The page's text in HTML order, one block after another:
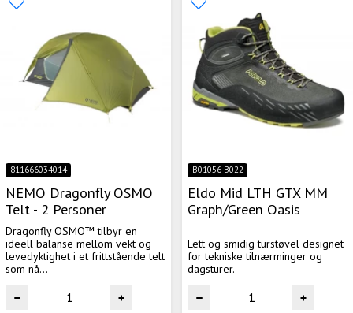
811666034014
NEMO Dragonfly OSMO
Telt - 2 Personer
Dragonfly OSMO™ tilbyr en
ideell balanse mellom vekt og
levedyktighet i et frittstående telt
som nå...
B01056 B022
Eldo Mid LTH GTX MM
Graph/Green Oasis
Lett og smidig turstøvel designet
for tekniske tilnærminger og
dagsturer.